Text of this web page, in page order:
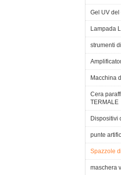
Gel UV
Lampada
strumenti
Macchina
Cera
TERMALE
Dispositivi
punte
Spazzole
maschera